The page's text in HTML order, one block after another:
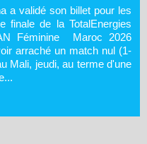
a validé son billet pour les
finale de la TotalEnergies
Féminine Maroc 2026
arraché un match nul (1-
Mali, jeudi, au terme d'une